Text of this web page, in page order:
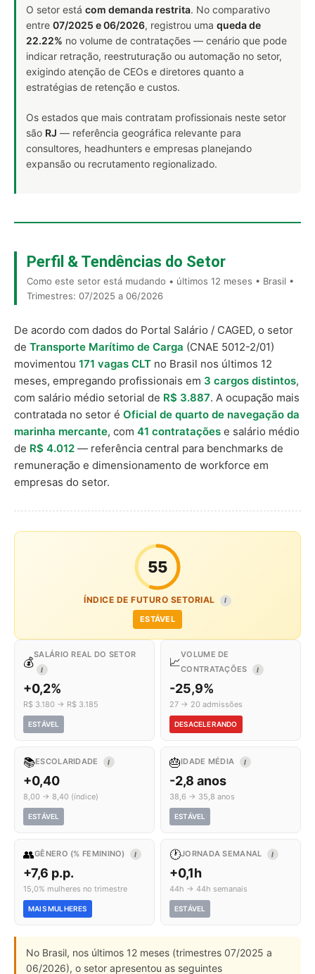
O setor está com demanda restrita. No comparativo
entre 07/2025 e 06/2026, registrou uma queda de
22.22% no volume de contratações — cenário que pode
indicar retração, reestruturação ou automação no setor,
exigindo atenção de CEOs e diretores quanto a
estratégias de retenção e custos.
Os estados que mais contratam profissionais neste setor
são RJ — referência geográfica relevante para
consultores, headhunters e empresas planejando
expansão ou recrutamento regionalizado.
Perfil & Tendências do Setor
Como este setor está mudando • últimos 12 meses • Brasil •
Trimestres: 07/2025 a 06/2026
De acordo com dados do Portal Salário / CAGED, o setor
de Transporte Marítimo de Carga (CNAE 5012-2/01)
movimentou 171 vagas CLT no Brasil nos últimos 12
meses, empregando profissionais em 3 cargos distintos,
com salário médio setorial de R$ 3.887. A ocupação mais
contratada no setor é Oficial de quarto de navegação da
marinha mercante, com 41 contratações e salário médio
de R$ 4.012 — referência central para benchmarks de
remuneração e dimensionamento de workforce em
empresas do setor.
55
ÍNDICE DE FUTURO SETORIAL I
ESTÁVEL
💰
SALÁRIO REAL DO SETOR
I
+0,2%
R$ 3.180 → R$ 3.185
ESTÁVEL
📈
VOLUME DE
CONTRATAÇÕES
I
-25,9%
27 → 20 admissões
DESACELERANDO
📚ESCOLARIDADE I
+0,40
8,00 → 8,40 (índice)
ESTÁVEL
🎂IDADE MÉDIA I
-2,8 anos
38,6 → 35,8 anos
ESTÁVEL
👥GÊNERO (% FEMININO) I
+7,6 p.p.
15,0% mulheres no trimestre
MAIS MULHERES
🕐JORNADA SEMANAL I
+0,1h
44h → 44h semanais
ESTÁVEL
No Brasil, nos últimos 12 meses (trimestres 07/2025 a
06/2026), o setor apresentou as seguintes